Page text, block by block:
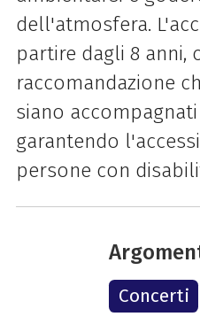
dell'atmosfera.
partire dagli 8 anni,
raccomandazione
siano
garantendo
persone con
Concerti